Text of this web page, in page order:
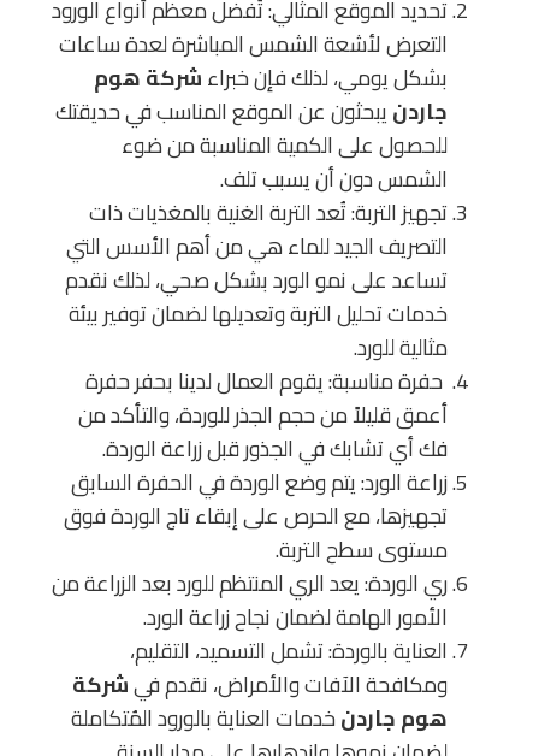
تحديد الموقع المثالي: تُفضل معظم أنواع الورود
التعرض لأشعة الشمس المباشرة لعدة ساعات
بشكل يومي، لذلك فإن خبراءشركة هوم
جاردن يبحثون عن الموقع المناسب في حديقتك
للحصول على الكمية المناسبة من ضوء
الشمس دون أن يسبب تلف.
تجهيز التربة: تُعد التربة الغنية بالمغذيات ذات
التصريف الجيد للماء هي من أهم الأسس التي
تساعد على نمو الورد بشكل صحي، لذلك نقدم
خدمات تحليل التربة وتعديلها لضمان توفير بيئة
مثالية للورد.
حفرة مناسبة: يقوم العمال لدينا بحفر حفرة
أعمق قليلاً من حجم الجذر للوردة، والتأكد من
فك أي تشابك في الجذور قبل زراعة الوردة.
زراعة الورد: يتم وضع الوردة في الحفرة السابق
تجهيزها، مع الحرص على إبقاء تاج الوردة فوق
مستوى سطح التربة.
ري الوردة: يعد الري المنتظم للورد بعد الزراعة من
الأمور الهامة لضمان نجاح زراعة الورد.
العناية بالوردة: تشمل التسميد، التقليم،
ومكافحة الآفات والأمراض، نقدم فيشركة
هوم جاردنخدمات العناية بالورود المُتكاملة